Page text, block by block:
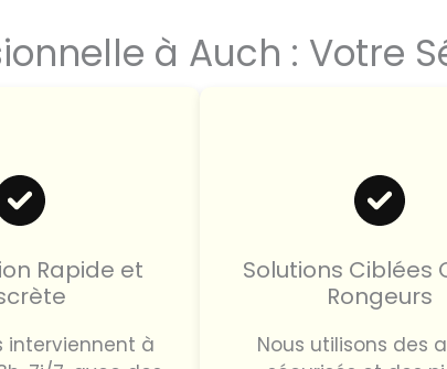
à Auch : Votre
Rapide et
interviennent à
Solutions Ciblées
Rongeurs
Nous utilisons des